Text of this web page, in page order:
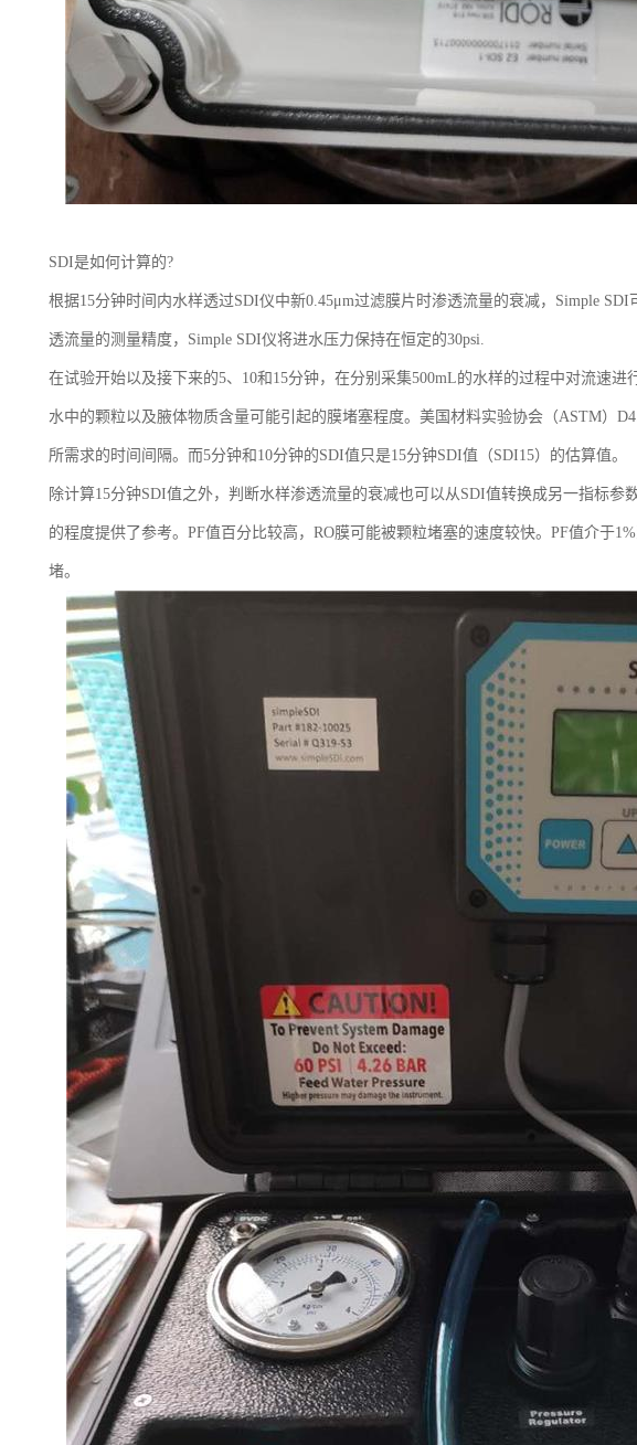
SDI是如何计算的?
根据15分钟时间内水样透过SDI仪中新0.45μm过滤膜片时渗透流量的衰减，Simple
透流量的测量精度，Simple SDI仪将进水压力保持在恒定的30psi.
在试验开始以及接下来的5、10和15分钟，在分别采集500mL的水样的过程中对流速
水中的颗粒以及腋体物质含量可能引起的膜堵塞程度。美国材料实验协会（ASTM）
所需求的时间间隔。而5分钟和10分钟的SDI值只是15分钟SDI值（SDI15）的估算值。
除计算15分钟SDI值之外，判断水样渗透流量的衰减也可以从SDI值转换成另一指标参
的程度提供了参考。PF值百分比较高，RO膜可能被颗粒堵塞的速度较快。PF值介于
堵。